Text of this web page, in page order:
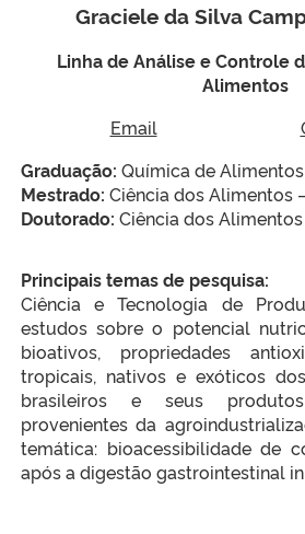
Graciele da Silva
Linha de Análise e Controle
Alimentos
Email
Graduação: Química de Alimentos
Mestrado: Ciência dos Alimentos
Doutorado: Ciência dos Alimentos
Principais temas de pesquisa:
Ciência e Tecnologia de
estudos sobre o potencial
bioativos, propriedades
tropicais, nativos e exóticos
brasileiros e seus
provenientes da
temática: bioacessibilidade de
após a digestão gastrointestinal